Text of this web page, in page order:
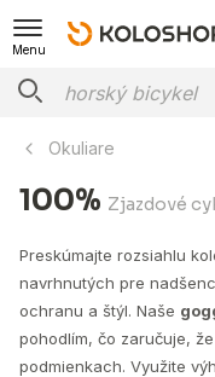
Menu
Okuliare
100% Zjazdové
Preskúmajte rozsiahlu
navrhnutých pre
ochranu a štýl. Naše
pohodlím, čo zaručuje,
podmienkach. Využite